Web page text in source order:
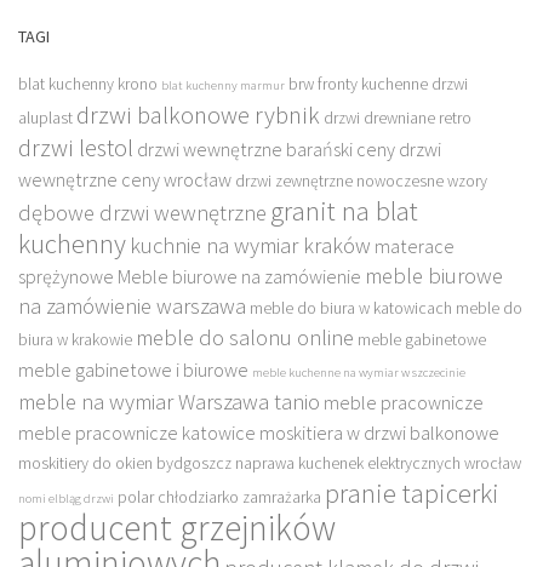
TAGI
blat kuchenny krono blat kuchenny marmur brw fronty kuchenne drzwi
aluplast drzwi balkonowe rybnik drzwi drewniane retro
drzwi lestol drzwi wewnętrzne barański ceny drzwi
wewnętrzne ceny wrocław drzwi zewnętrzne nowoczesne wzory
dębowe drzwi wewnętrzne granit na blat
kuchenny kuchnie na wymiar kraków materace
sprężynowe Meble biurowe na zamówienie meble biurowe
na zamówienie warszawa meble do biura w katowicach meble do
biura w krakowie meble do salonu online meble gabinetowe
meble gabinetowe i biurowe meble kuchenne na wymiar w szczecinie
meble na wymiar Warszawa tanio meble pracownicze
meble pracownicze katowice moskitiera w drzwi balkonowe
moskitiery do okien bydgoszcz naprawa kuchenek elektrycznych wrocław
nomi elbląg drzwi polar chłodziarko zamrażarka pranie tapicerki
producent grzejników